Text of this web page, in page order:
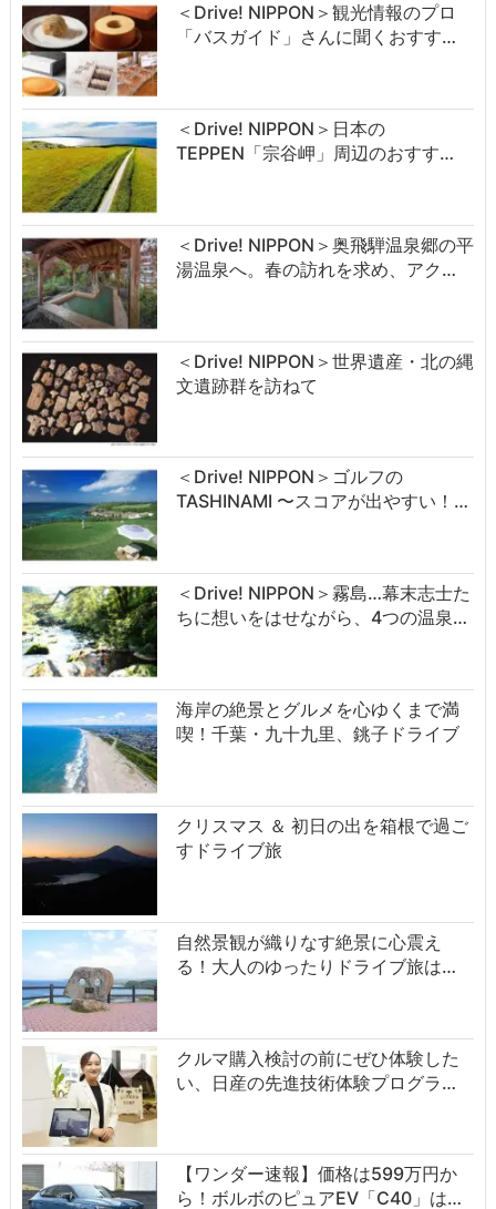
＜Drive! NIPPON＞観光情報のプロ
「バスガイド」さんに聞くおすす…
＜Drive! NIPPON＞日本の
TEPPEN「宗谷岬」周辺のおすす…
＜Drive! NIPPON＞奥飛騨温泉郷の平
湯温泉へ。春の訪れを求め、アク…
＜Drive! NIPPON＞世界遺産・北の縄
文遺跡群を訪ねて
＜Drive! NIPPON＞ゴルフの
TASHINAMI 〜スコアが出やすい！…
＜Drive! NIPPON＞霧島…幕末志士た
ちに想いをはせながら、4つの温泉…
海岸の絶景とグルメを心ゆくまで満
喫！千葉・九十九里、銚子ドライブ
クリスマス ＆ 初日の出を箱根で過ご
すドライブ旅
自然景観が織りなす絶景に心震え
る！大人のゆったりドライブ旅は…
クルマ購入検討の前にぜひ体験した
い、日産の先進技術体験プログラ…
【ワンダー速報】価格は599万円か
ら！ボルボのピュアEV「C40」は…